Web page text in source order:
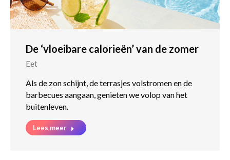
De ‘vloeibare calorieën’ van de zomer
Eet
Als de zon schijnt, de terrasjes volstromen en de
barbecues aangaan, genieten we volop van het
buitenleven.
Lees meer